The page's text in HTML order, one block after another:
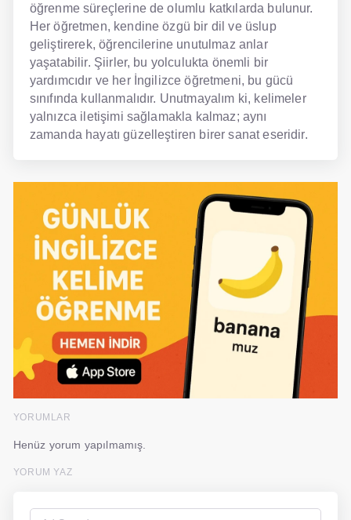
öğrenme süreçlerine de olumlu katkılarda bulunur.
Her öğretmen, kendine özgü bir dil ve üslup
geliştirerek, öğrencilerine unutulmaz anlar
yaşatabilir. Şiirler, bu yolculukta önemli bir
yardımcıdır ve her İngilizce öğretmeni, bu gücü
sınıfında kullanmalıdır. Unutmayalım ki, kelimeler
yalnızca iletişimi sağlamakla kalmaz; aynı
zamanda hayatı güzelleştiren birer sanat eseridir.
YORUMLAR
Henüz yorum yapılmamış.
YORUM YAZ